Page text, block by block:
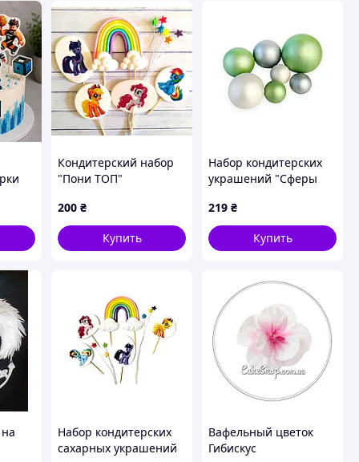
Кондитерский набор
"Пони ТОП"
200 ₴
Купить
Набор кондитерских
украшений "Сферы
серебряные"7шт.
219 ₴
Купить
Набор кондитерских
сахарных украшений
Вафельный цветок
Гибискус